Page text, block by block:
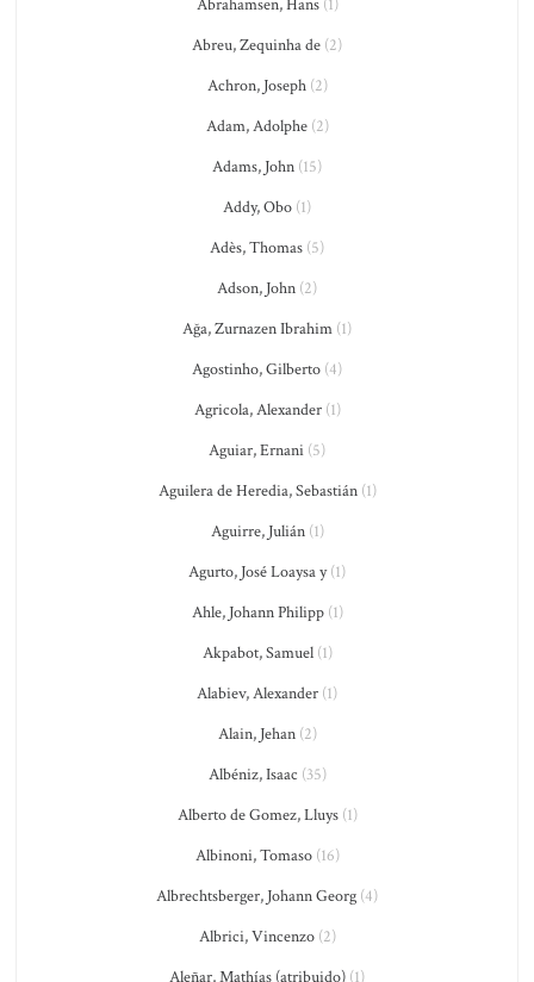
Abrahamsen, Hans(1)
Abreu, Zequinha de (2)
Achron, Joseph(2)
Adam, Adolphe(2)
Adams, John (15)
Addy, Obo (1)
Adès, Thomas (5)
Adson, John (2)
Ağa, Zurnazen Ibrahim (1)
Agostinho, Gilberto (4)
Agricola, Alexander(1)
Aguiar, Ernani (5)
Aguilera de Heredia, Sebastián(1)
Aguirre, Julián(1)
Agurto, José Loaysa y(1)
Ahle, Johann Philipp(1)
Akpabot, Samuel(1)
Alabiev, Alexander (1)
Alain, Jehan(2)
Albéniz, Isaac (35)
Alberto de Gomez, Lluys(1)
Albinoni, Tomaso(16)
Albrechtsberger, Johann Georg (4)
Albrici, Vincenzo(2)
Aleñar, Mathías (atribuido) (1)